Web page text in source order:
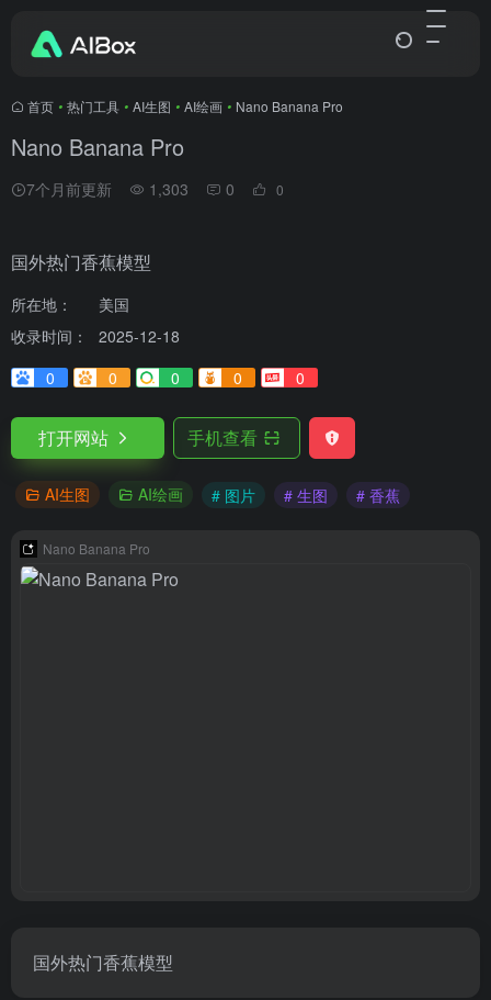
首页 • 热门工具 • AI生图 • AI绘画 • Nano Banana Pro
Nano Banana Pro
7个月前更新 1,303 0 0
国外热门香蕉模型
所在地：
美国
收录时间：
2025-12-18
0
0 0 0 0
打开网站 手机查看
AI生图 AI绘画 # 图片 # 生图 # 香蕉
Nano Banana Pro
国外热门香蕉模型